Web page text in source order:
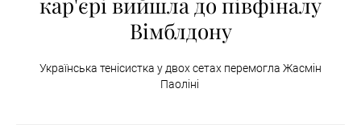
Вімблдону
Українська тенісистка у двох сетах перемогла Жасмін
Паоліні